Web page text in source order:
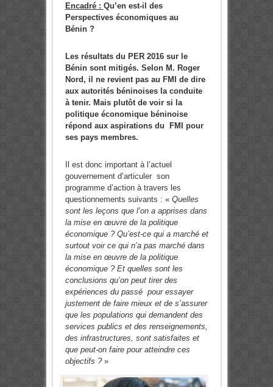
Encadré : Qu’en est-il des
Perspectives économiques au
Bénin ?
Les résultats du PER 2016 sur le
Bénin sont mitigés. Selon M. Roger
Nord, il ne revient pas au FMI de dire
aux autorités béninoises la conduite
à tenir. Mais plutôt de voir si la
politique économique béninoise
répond aux aspirations du FMI pour
ses pays membres.
Il est donc important à l’actuel
gouvernement d’articuler son
programme d’action à travers les
questionnements suivants : « Quelles
sont les leçons que l’on a apprises dans
la mise en œuvre de la politique
économique ? Qu’est-ce qui a marché et
surtout voir ce qui n’a pas marché dans
la mise en œuvre de la politique
économique ? Et quelles sont les
conclusions qu’on peut tirer des
expériences du passé pour essayer
justement de faire mieux et de s’assurer
que les populations qui demandent des
services publics et des renseignements,
des infrastructures, sont satisfaites et
que peut-on faire pour atteindre ces
objectifs ?»